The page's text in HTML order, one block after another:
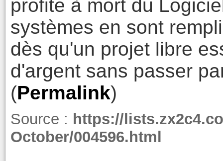
profite à mort du
systèmes en sont
dès qu'un projet libre
d'argent sans passer
(Permalink)
Source : https://
October/004596.html